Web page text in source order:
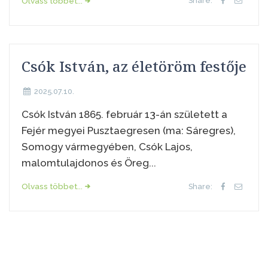
Csók István, az életöröm festője
2025.07.10.
Csók István 1865. február 13-án született a
Fejér megyei Pusztaegresen (ma: Sáregres),
Somogy vármegyében, Csók Lajos,
malomtulajdonos és Öreg...
Olvass többet... Share: